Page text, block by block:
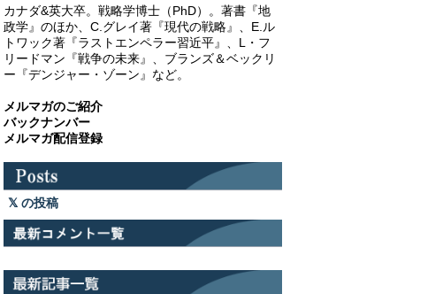
カナダ&英大卒。戦略学博士（PhD）。著書『地
政学』のほか、C.グレイ著『現代の戦略』、E.ル
トワック著『ラストエンペラー習近平』、L・フ
リードマン『戦争の未来』、ブランズ＆ベックリ
ー『デンジャー・ゾーン』など。
メルマガのご紹介
バックナンバー
メルマガ配信登録
の投稿